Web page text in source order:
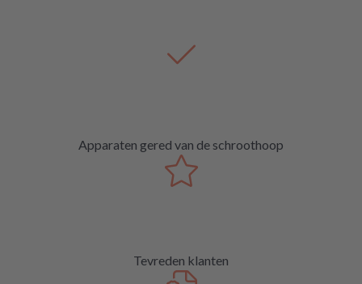
Apparaten gered van de schroothoop
Tevreden klanten